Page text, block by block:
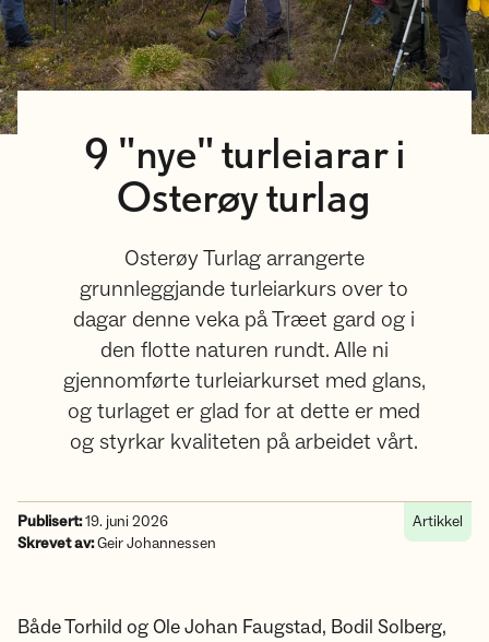
9 "nye" turleiarar i
Osterøy turlag
Osterøy Turlag arrangerte
grunnleggjande turleiarkurs over to
dagar denne veka på Træet gard og i
den flotte naturen rundt. Alle ni
gjennomførte turleiarkurset med glans,
og turlaget er glad for at dette er med
og styrkar kvaliteten på arbeidet vårt.
Publisert:19. juni 2026
Skrevet av:Geir Johannessen
Artikkel
Både Torhild og Ole Johan Faugstad, Bodil Solberg,